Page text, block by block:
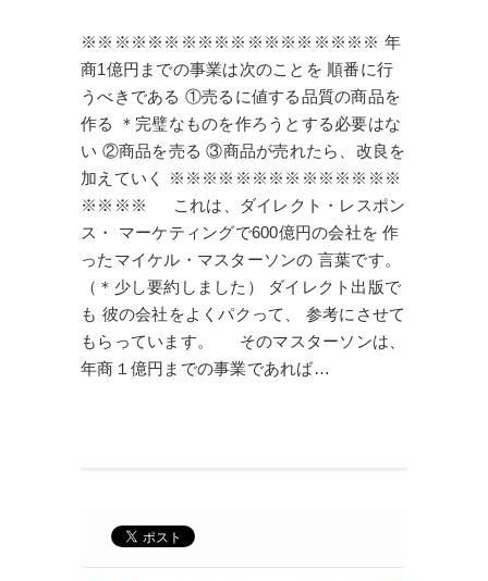
※※※※※※※※※※※※※※※※※※ 年
商1億円までの事業は次のことを 順番に行
うべきである ①売るに値する品質の商品を
作る ＊完璧なものを作ろうとする必要はな
い ②商品を売る ③商品が売れたら、改良を
加えていく ※※※※※※※※※※※※※※
※※※※ これは、ダイレクト・レスポン
ス・ マーケティングで600億円の会社を 作
ったマイケル・マスターソンの 言葉です。
（＊少し要約しました） ダイレクト出版で
も 彼の会社をよくパクって、 参考にさせて
もらっています。 そのマスターソンは、
年商１億円までの事業であれば…